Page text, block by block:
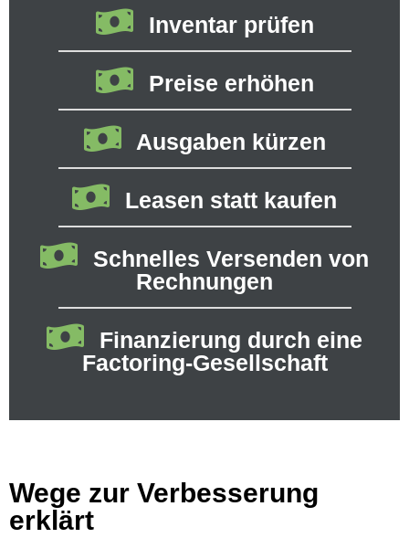
Inventar prüfen
Preise erhöhen
Ausgaben kürzen
Leasen statt kaufen
Schnelles Versenden von
Rechnungen
Finanzierung durch eine
Factoring-Gesellschaft
Wege zur Verbesserung
erklärt